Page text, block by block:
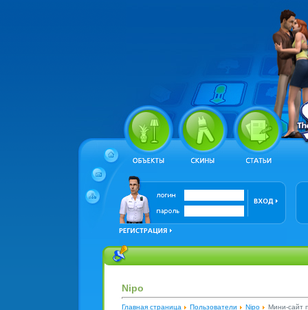
Nipo
Главная страница Пользователи Nipo Мини-сайт